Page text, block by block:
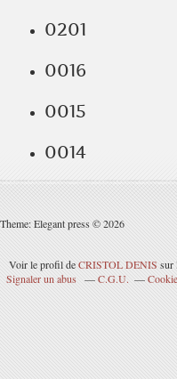
0201
0016
0015
0014
Theme: Elegant press © 2026
Voir le profil deCRISTOL DENIS sur
Signaler un abus
C.G.U.